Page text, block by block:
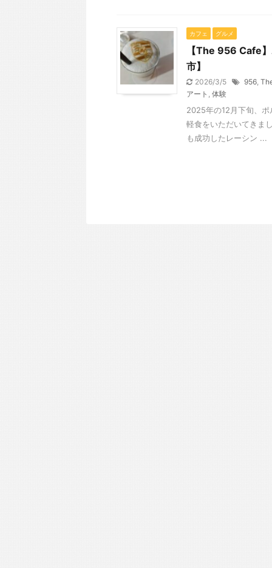
カフェ グルメ
【The 956 Cafe
市】
2026/3/5 956,
アート , 体験
2025年の12月下旬、
軽食をいただいてきま
も成功したレーシン ...